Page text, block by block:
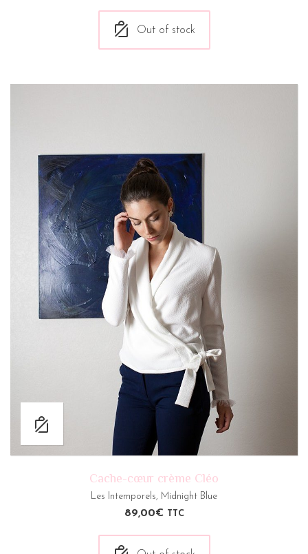
Out of stock
Cache-cœur crème Cléo
Les Intemporels, Midnight Blue
89,00€ TTC